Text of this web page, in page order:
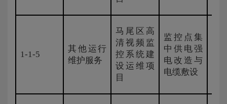
1-1-5
其他运行
维护服务
马尾区高
清视频监
控系统建
设运维项
目
监控点集
中供电强
电改造与
电缆敷设